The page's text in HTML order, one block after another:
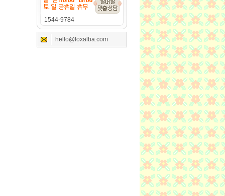
1544-9784
hello@foxalba.com